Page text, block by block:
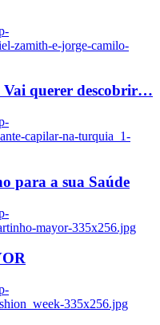
zamith-e-jorge-camilo-
Vai querer descobrir…
capilar-na-turquia_1-
para a sua Saúde
mayor-335x256.jpg
335x256.jpg